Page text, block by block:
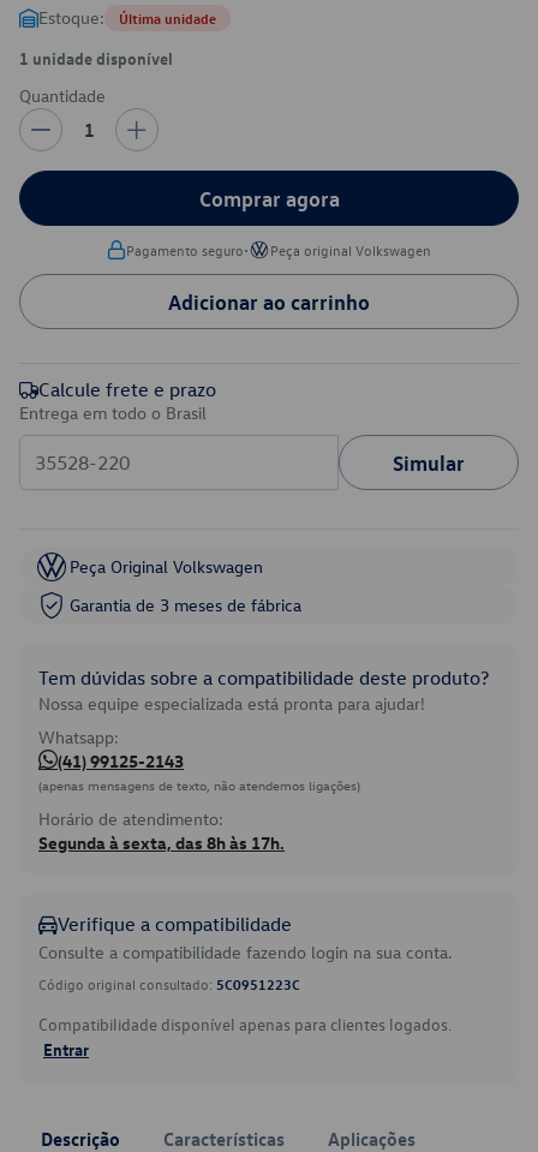
Estoque: Última unidade
1 unidade disponível
Quantidade
1
Comprar agora
Pagamento seguro• Peça original Volkswagen
Adicionar ao carrinho
Calcule frete e prazo
Entrega em todo o Brasil
Simular
Peça Original Volkswagen
Garantia de 3 meses de fábrica
Tem dúvidas sobre a compatibilidade deste produto?
Nossa equipe especializada está pronta para ajudar!
Whatsapp:
(41) 99125-2143
(apenas mensagens de texto, não atendemos ligações)
Horário de atendimento:
Segunda à sexta, das 8h às 17h.
Verifique a compatibilidade
Consulte a compatibilidade fazendo login na sua conta.
Código original consultado: 5C0951223C
Compatibilidade disponível apenas para clientes logados.
Entrar
Descrição Características Aplicações